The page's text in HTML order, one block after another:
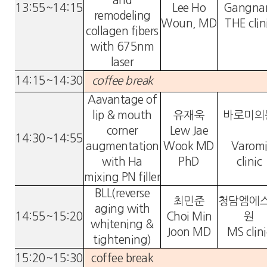
13:55~14:15
remodeling
collagen fibers
with 675nm
laser
Lee Ho
Woun, MD
THE
14:15~14:30 coffee break
14:30~14:55
Aavantage of
lip & mouth
corner
augmentation
with Ha
mixing PN filler
유재욱
Lew Jae
Wook MD
PhD
바로미의
Varomi
clinic
14:55~15:20
BLL(reverse
aging with
whitening &
tightening)
최민준
Choi Min
Joon MD
청담엠에
원
MS
15:20~15:30 coffee break